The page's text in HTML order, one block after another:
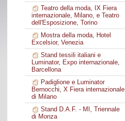
Teatro della moda, IX Fiera
internazionale, Milano, e Teatro
dell'Esposizione, Torino
Mostra della moda, Hotel
Excelsior, Venezia
Stand tessili italiani e
Luminator, Expo internazionale,
Barcellona
Padiglione e Luminator
Bernocchi, X Fiera internazionale
di Milano
Stand D.A.F. - MI, Triennale
di Monza